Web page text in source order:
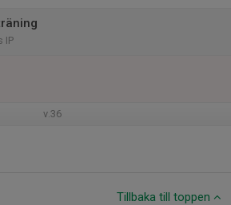
IP
v.36
Tillbaka till toppen